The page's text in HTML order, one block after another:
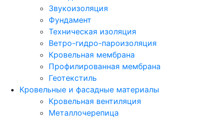
Звукоизоляция
Фундамент
Техническая изоляция
Ветро-гидро-пароизоляция
Кровельная мембрана
Профилированная мембрана
Геотекстиль
Кровельные и фасадные материалы
Кровельная вентиляция
Металлочерепица